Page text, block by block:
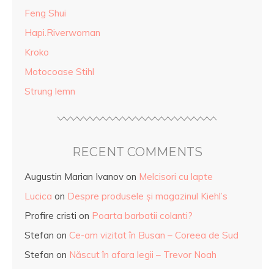
Feng Shui
Hapi.Riverwoman
Kroko
Motocoase Stihl
Strung lemn
RECENT COMMENTS
Augustin Marian Ivanov on Melcisori cu lapte
Lucica on Despre produsele și magazinul Kiehl’s
Profire cristi on Poarta barbatii colanti?
Stefan on Ce-am vizitat în Busan – Coreea de Sud
Stefan on Născut în afara legii – Trevor Noah